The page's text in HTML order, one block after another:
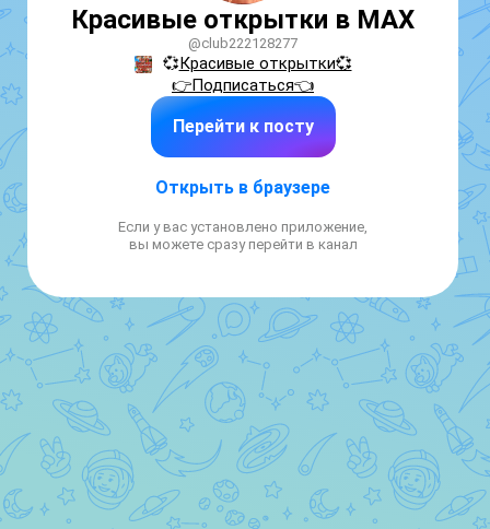
Красивые открытки в MAX
@club222128277
💞Красивые открытки💞
👉Подписаться👈
Перейти к посту
Открыть в браузере
Если у вас установлено приложение,
вы можете сразу перейти в канал